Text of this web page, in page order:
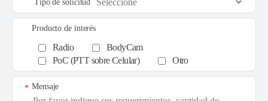
Tipo de solicitud
Producto de interés
Radio
BodyCam
PoC (PTT sobre Celular)
Otro
Mensaje
*